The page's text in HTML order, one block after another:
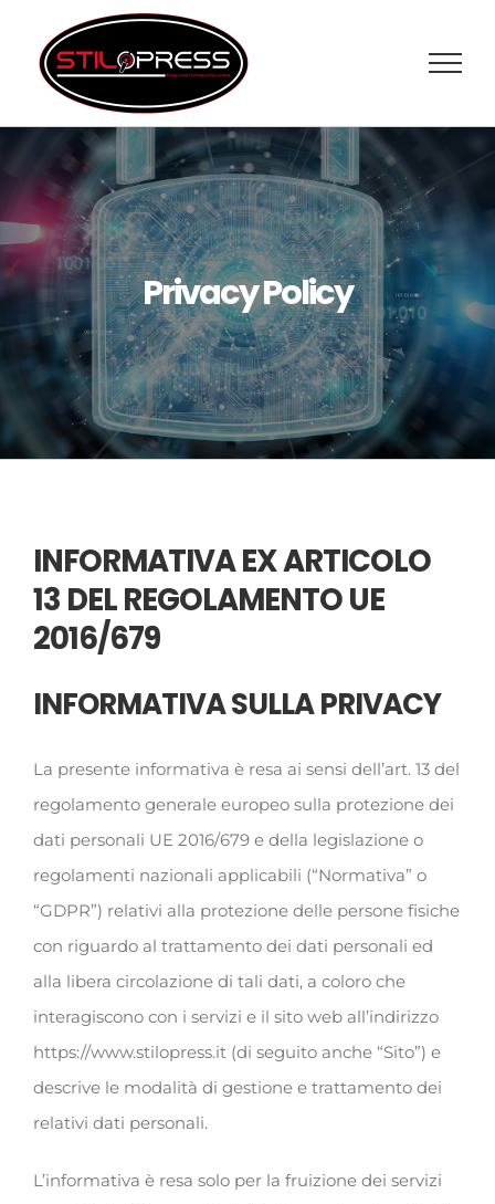
contenuto
Privacy Policy
INFORMATIVA EX ARTICOLO
13 DEL REGOLAMENTO UE
2016/679
INFORMATIVA SULLA PRIVACY
La presente informativa è resa ai sensi dell’art. 13 del
regolamento generale europeo sulla protezione dei
dati personali UE 2016/679 e della legislazione o
regolamenti nazionali applicabili (“Normativa” o
“GDPR”) relativi alla protezione delle persone fisiche
con riguardo al trattamento dei dati personali ed
alla libera circolazione di tali dati, a coloro che
interagiscono con i servizi e il sito web all’indirizzo
https://www.stilopress.it (di seguito anche “Sito”) e
descrive le modalità di gestione e trattamento dei
relativi dati personali.
L’informativa è resa solo per la fruizione dei servizi